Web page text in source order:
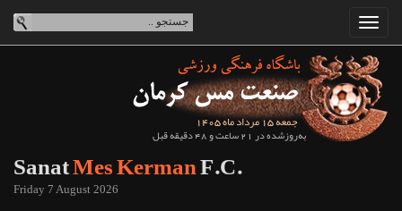
جمعه 15 مرداد ماه 1405
به‌روزشده در 21 ساعت و 48 دقیقه قبل
SanatMes KermanF.C.
Friday 7 August 2026